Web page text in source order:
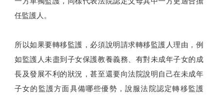
任監護人。
所以如果要轉移監護，必須說明請求轉移監護人理由，例
如監護人未盡到子女保護教養義務、有對未成年子女的成
長及發展不利的狀況，甚至還要向法院說明自己在未成年
子女的監護方面具備哪些優勢，說服法院認定轉移監護